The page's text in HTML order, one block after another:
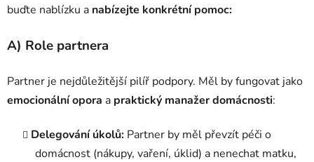
buďte nablízku a nabízejte konkrétní pomoc:
A) Role partnera
Partner je nejdůležitější pilíř podpory. Měl by fungovat jako
emocionální opora a praktický manažer domácnosti:
Delegování úkolů: Partner by měl převzít péči o
domácnost (nákupy, vaření, úklid) a nenechat matku,